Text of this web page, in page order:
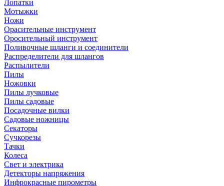
Лопатки
Мотыжки
Ножи
Орасительные инструмент
Оросительный инструмент
Поливочные шланги и соединители
Распределители для шлангов
Распылители
Пилы
Ножовки
Пилы лучковые
Пилы садовые
Посадочные вилки
Садовые ножницы
Секаторы
Сучкорезы
Тачки
Колеса
Свет и электрика
Детекторы напряжения
Инфрокрасные пирометры